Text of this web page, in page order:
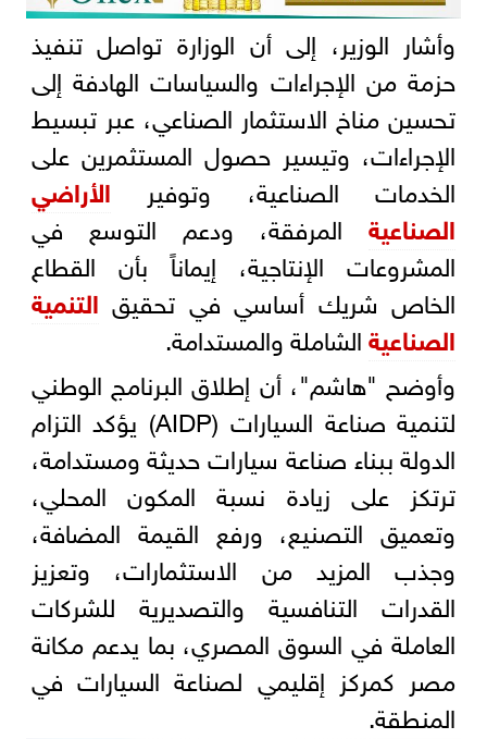
وأشار الوزير، إلى أن الوزارة تواصل تنفيذ
حزمة من الإجراءات والسياسات الهادفة إلى
تحسين مناخ الاستثمار الصناعي، عبر تبسيط
الإجراءات، وتيسير حصول المستثمرين على
الخدمات الصناعية، وتوفير الأراضي
الصناعيةالمرفقة، ودعم التوسع في
المشروعات الإنتاجية، إيماناً بأن القطاع
الخاص شريك أساسي في تحقيق التنمية
الصناعيةالشاملة والمستدامة.
وأوضح "هاشم"، أن إطلاق البرنامج الوطني
لتنمية صناعة السيارات (AIDP) يؤكد التزام
الدولة ببناء صناعة سيارات حديثة ومستدامة،
ترتكز على زيادة نسبة المكون المحلي،
وتعميق التصنيع، ورفع القيمة المضافة،
وجذب المزيد من الاستثمارات، وتعزيز
القدرات التنافسية والتصديرية للشركات
العاملة في السوق المصري، بما يدعم مكانة
مصر كمركز إقليمي لصناعة السيارات في
المنطقة.